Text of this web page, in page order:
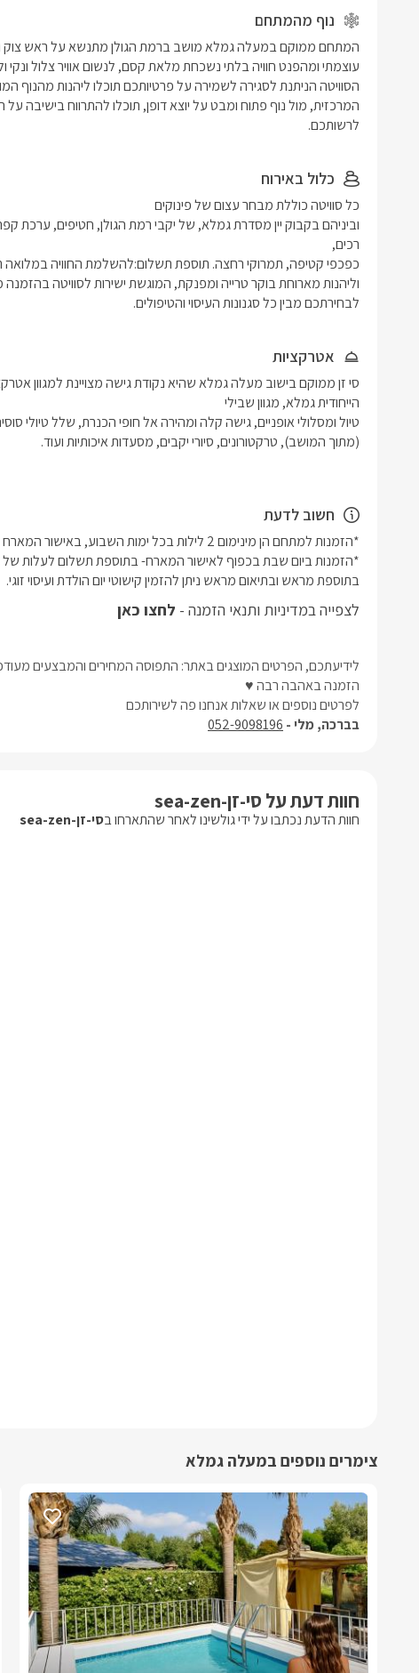
נוף מהמתחם
לרשותכם.
כלול באירוח
לבחירתכם מבין כל סגנונות העיסוי והטיפולים.
אטרקציות
חשוב לדעת
בתוספת מראש ובתיאום מראש ניתן להזמין קישוטי יום הולדת ועיסוי זוגי.
לצפייה במדיניות ותנאי הזמנה - לחצו כאן
לידיעתכם, הפרטים המוצגים באתר: התפוסה המחירים והמבצעים
הזמנה באהבה רבה ♥
לפרטים נוספים או שאלות אנחנו פה לשירותכם
בברכה, מלי - 052-9098196
חוות דעת על סי-זן-sea-zen
חוות הדעת נכתבו על ידי גולשינו לאחר שהתארחו בסי-זן-sea-zen
צימרים נוספים במעלה גמלא